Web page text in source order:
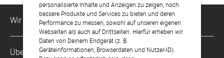
personalisierte Inhalte und Anzeigen zu zeigen, noch
bessere Produkte und Services zu bieten und deren
Performance zu messen, sowohl auf unseren eigenen
Webseiten als auch auf Drittseiten. Hierfür erheben wir
Daten von Deinem Endgerät (z. B.
Geräteinformationen, Browserdaten und Nutzer-ID).
Wir sind für Dich da
Kundenservice-Hotline
0221 956 725 10
Über Uns